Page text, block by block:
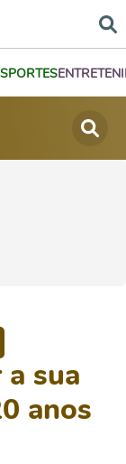
sua
anos